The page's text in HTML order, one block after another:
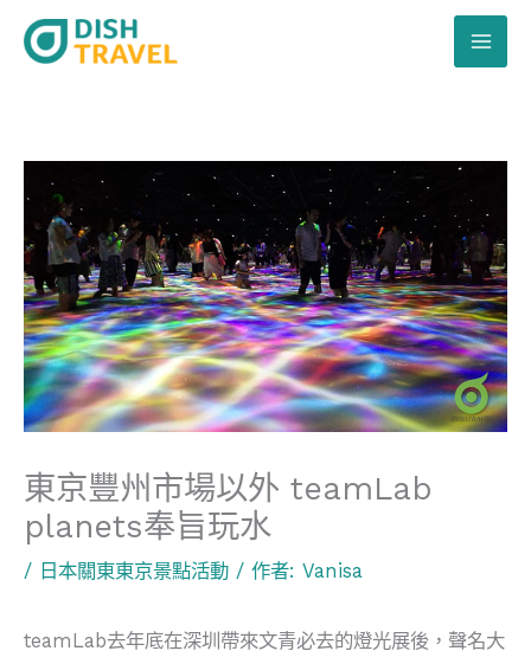
東京豐州市場以外 teamLab
planets奉旨玩水
/ 日本關東東京景點活動 / 作者: Vanisa
teamLab去年底在深圳帶來文青必去的燈光展後，聲名大